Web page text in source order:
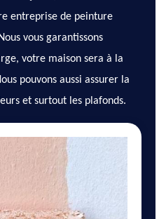
entreprise de peinture
vous garantissons
votre maison sera à la
pouvons aussi assurer la
et surtout les plafonds.